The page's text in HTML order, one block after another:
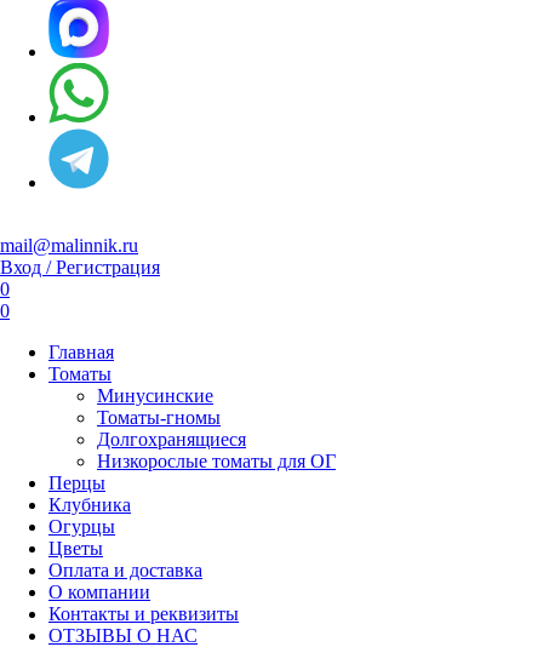
mail@malinnik.ru
Вход / Регистрация
0
0
Главная
Томаты
Минусинские
Томаты-гномы
Долгохранящиеся
Низкорослые томаты для ОГ
Перцы
Клубника
Огурцы
Цветы
Оплата и доставка
О компании
Контакты и реквизиты
ОТЗЫВЫ О НАС